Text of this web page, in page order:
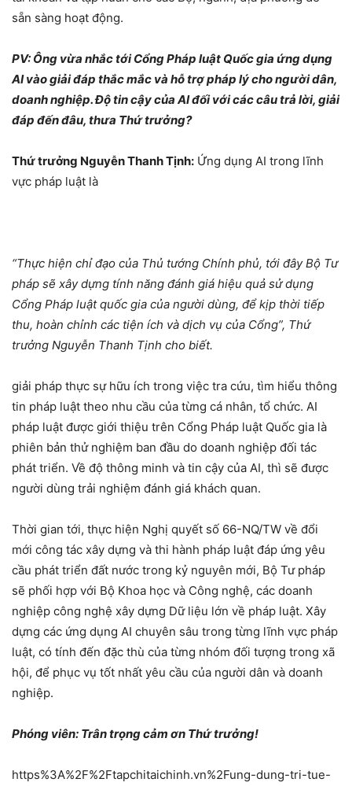
sẵn sàng hoạt động.
PV: Ông vừa nhắc tớiCổng Pháp luật Quốc gia ứng dụng
AI vào giải đáp thắc mắc và hỗ trợ pháp lý cho người dân,
doanh nghiệp. Độ tin cậy của AIđối với các câutrả lời, giải
đáp đến đâu, thưa Thứ trưởng?
Thứ trưởng Nguyễn Thanh Tịnh: Ứng dụng AI trong lĩnh
vực pháp luật là
“Thực hiện chỉ đạo của Thủ tướng Chính phủ, tới đây Bộ Tư
pháp sẽ xây dựng tính năng đánh giá hiệu quả sử dụng
Cổng Pháp luật quốc gia của người dùng, để kịp thời tiếp
thu, hoàn chỉnh các tiện ích và dịch vụ của Cổng”, Thứ
trưởng Nguyễn Thanh Tịnh cho biết.
giải pháp thực sự hữu ích trong việc tra cứu, tìm hiểu thông
tin pháp luật theo nhu cầu của từng cá nhân, tổ chức. AI
pháp luật được giới thiệu trên Cổng Pháp luật Quốc gia là
phiên bản thử nghiệm ban đầu do doanh nghiệp đối tác
phát triển. Về độ thông minh và tin cậy của AI, thì sẽ được
người dùng trải nghiệm đánh giá khách quan.
Thời gian tới, thực hiện Nghị quyết số 66-NQ/TW về đổi
mới công tác xây dựng và thi hành pháp luật đáp ứng yêu
cầu phát triển đất nước trong kỷ nguyên mới, Bộ Tư pháp
sẽ phối hợp với Bộ Khoa học và Công nghệ, các doanh
nghiệp công nghệ xây dựng Dữ liệu lớn về pháp luật. Xây
dựng các ứng dụng AI chuyên sâu trong từng lĩnh vực pháp
luật, có tính đến đặc thù của từng nhóm đối tượng trong xã
hội, để phục vụ tốt nhất yêu cầu của người dân và doanh
nghiệp.
Phóng viên: Trân trọng cảm ơn Thứ trưởng!
https%3A%2F%2Ftapchitaichinh.vn%2Fung-dung-tri-tue-